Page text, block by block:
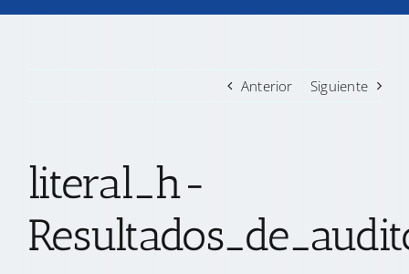
TRANSPARENCIA
CONTACTO
Anterior Siguiente
literal_h-